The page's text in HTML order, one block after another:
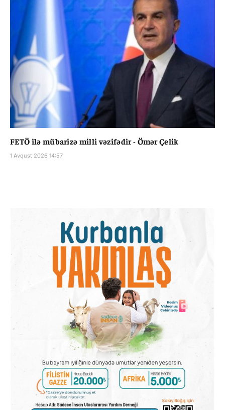
FETÖ ilə mübarizə milli vəzifədir - Ömər Çelik
1 Avqust 2026 14:57